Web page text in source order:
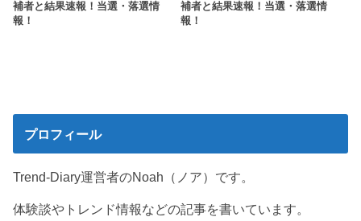
補者と結果速報！当選・落選情
報！
補者と結果速報！当選・落選情
報！
プロフィール
Trend-Diary運営者のNoah（ノア）です。
体験談やトレンド情報などの記事を書いています。